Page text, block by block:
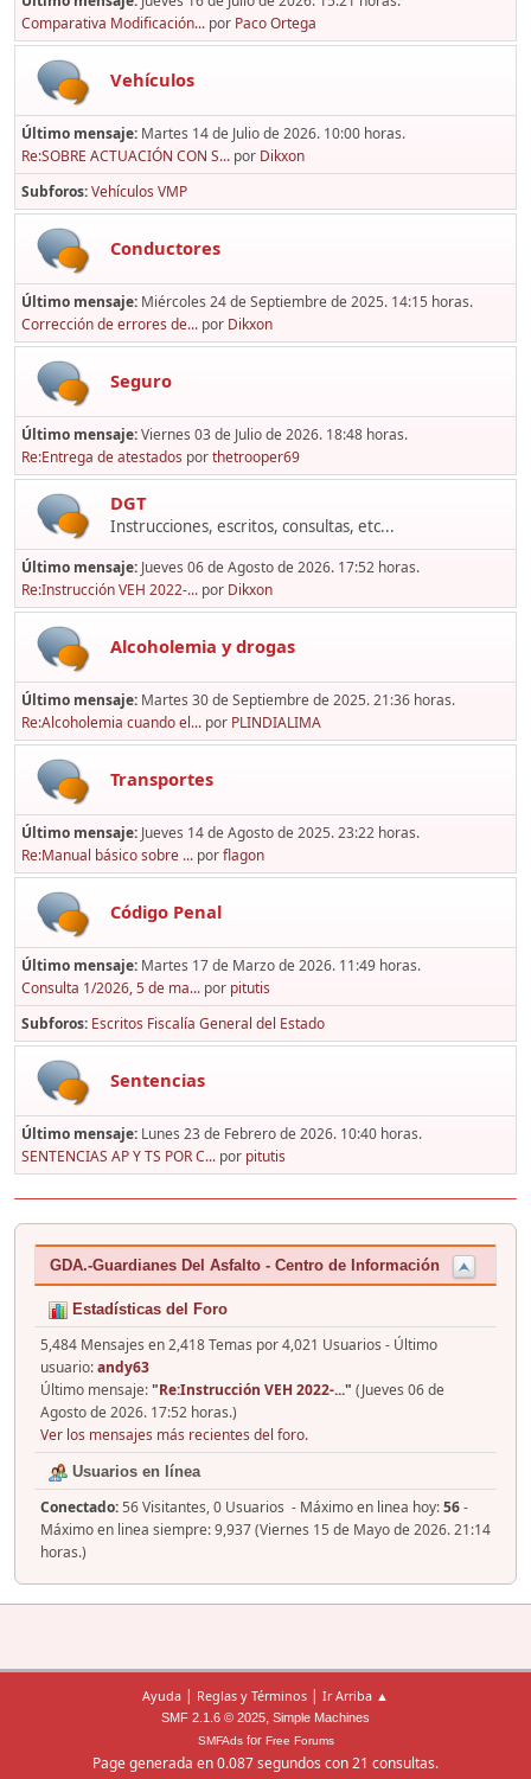
Comparativa Modificación... por Paco Ortega
Vehículos
Último mensaje: Martes 14 de Julio de 2026. 10:00 horas.
Re:SOBRE ACTUACIÓN CON S... por Dikxon
Subforos Vehículos VMP
Conductores
Último mensaje: Miércoles 24 de Septiembre de 2025. 14:15 horas.
Corrección de errores de... por Dikxon
Seguro
Último mensaje:Viernes 03 de Julio de 2026. 18:48 horas.
Re:Entrega de atestados porthetrooper69
DGT
Instrucciones, escritos, consultas, etc...
Último mensaje: Jueves 06 de Agosto de 2026. 17:52 horas.
Re:Instrucción VEH 2022-... por Dikxon
Alcoholemia y drogas
Último mensaje: Martes 30 de Septiembre de 2025. 21:36 horas.
Re:Alcoholemia cuando el... por PLINDIALIMA
Transportes
Último mensaje: Jueves 14 de Agosto de 2025. 23:22 horas.
Re:Manual básico sobre ... porflagon
Código Penal
Último mensaje: Martes 17 de Marzo de 2026. 11:49 horas.
Consulta 1/2026, 5 de ma... por pitutis
Subforos Escritos Fiscalía General del Estado
Sentencias
Último mensaje: Lunes 23 de Febrero de 2026. 10:40 horas.
SENTENCIAS AP Y TS POR C... por pitutis
GDA.-Guardianes Del Asfalto - Centro de Información
Estadísticas del Foro
5,484 Mensajes en 2,418 Temas por 4,021 Usuarios - Último
usuario:andy63
Último mensaje:"Re:Instrucción VEH 2022-..." (Jueves 06 de
Agosto de 2026. 17:52 horas.)
Ver los mensajes más recientes del foro.
Usuarios en línea
Conectado:56 Visitantes, 0 Usuarios - Máximo en linea hoy:56-
Máximo en linea siempre: 9,937 (Viernes 15 de Mayo de 2026. 21:14
horas.)
Ayuda | Reglas y Términos | Ir Arriba ▲
SMF 2.1.6 © 2025, Simple Machines
SMFAdsfor Free Forums
Page generada en 0.087 segundos con 21 consultas.